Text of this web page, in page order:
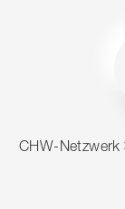
Zum Navigieren
CHW-Netzwerk